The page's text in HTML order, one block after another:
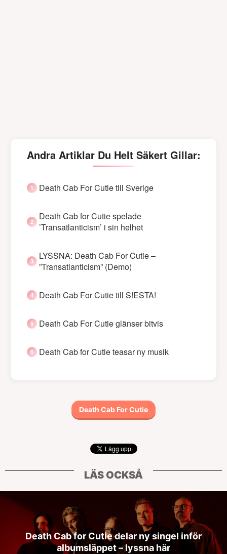
Andra Artiklar Du Helt Säkert Gillar:
Death Cab For Cutie till Sverige
Death Cab for Cutie spelade
’Transatlanticism’ i sin helhet
LYSSNA: Death Cab For Cutie –
”Transatlanticism” (Demo)
Death Cab For Cutie till S!ESTA!
Death Cab For Cutie glänser bitvis
Death Cab for Cutie teasar ny musik
Death Cab For Cutie
LÄS OCKSÅ
Death Cab for Cutie delar ny singel inför
albumsläppet – lyssna här